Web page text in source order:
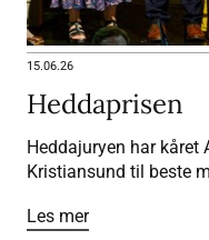
15.06.26
Heddaprisen
Heddajuryen har kåret
Kristiansund til beste
Les mer